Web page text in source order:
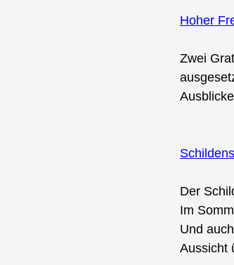
Hoher
Zwei
Der
Im
Und
Aussicht